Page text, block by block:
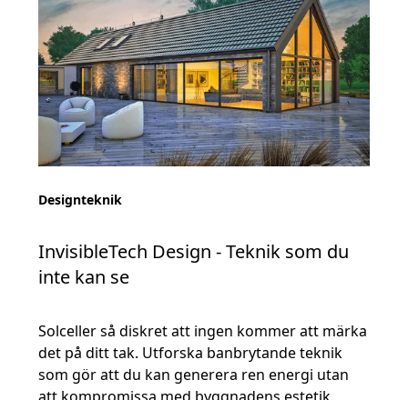
Designteknik
InvisibleTech Design - Teknik som du
inte kan se
Solceller så diskret att ingen kommer att märka
det på ditt tak. Utforska banbrytande teknik
som gör att du kan generera ren energi utan